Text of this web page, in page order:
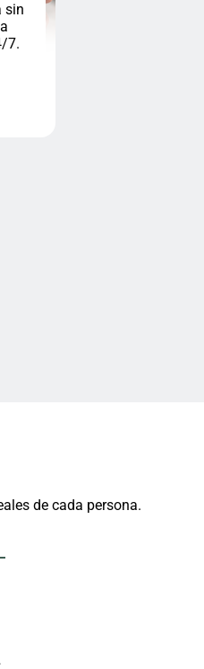
sin
7.
de cada persona.